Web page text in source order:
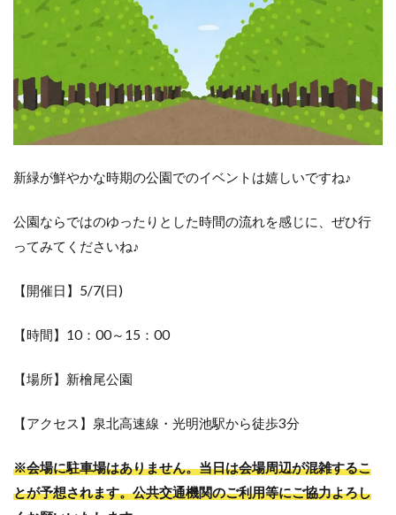
新緑が鮮やかな時期の公園でのイベントは嬉しいですね♪
公園ならではのゆったりとした時間の流れを感じに、ぜひ行
ってみてくださいね♪
【開催日】5/7(日)
【時間】10：00～15：00
【場所】新檜尾公園
【アクセス】泉北高速線・光明池駅から徒歩3分
※会場に駐車場はありません。当日は会場周辺が混雑するこ
とが予想されます。公共交通機関のご利用等にご協力よろし